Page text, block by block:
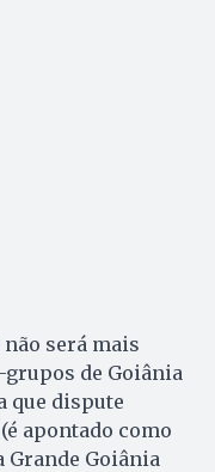
será mais
de Goiânia
que dispute
apontado como
Goiânia